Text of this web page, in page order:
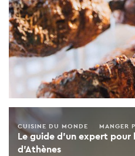
Le guide d'un expert pour
d'Athènes
CUISINE DU MONDE MANGER